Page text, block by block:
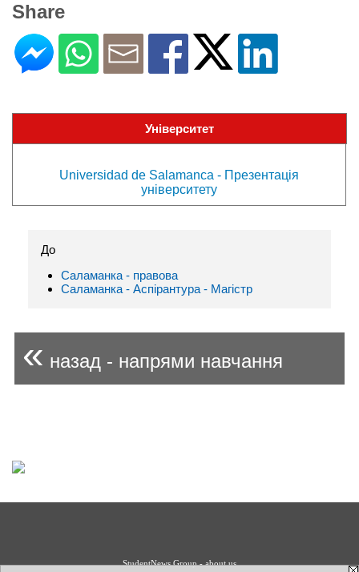
Share
Університет
Universidad de Salamanca - Презентація
університету
До
Саламанка - правовa
Саламанка - Аспірантура - Магістр
« назад - напрями навчання
StudentNews Group - about us